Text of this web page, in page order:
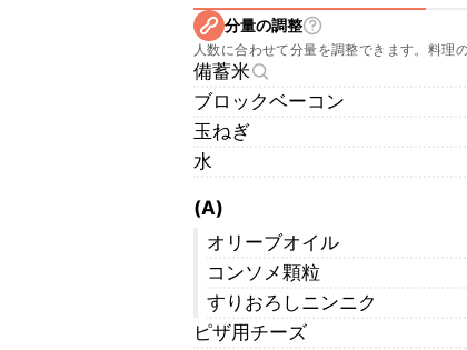
分量の調整
人数に合わせて分量を調整できます。料理
備蓄米
ブロックベーコン
玉ねぎ
水
(A)
オリーブオイル
コンソメ顆粒
すりおろしニンニク
ピザ用チーズ